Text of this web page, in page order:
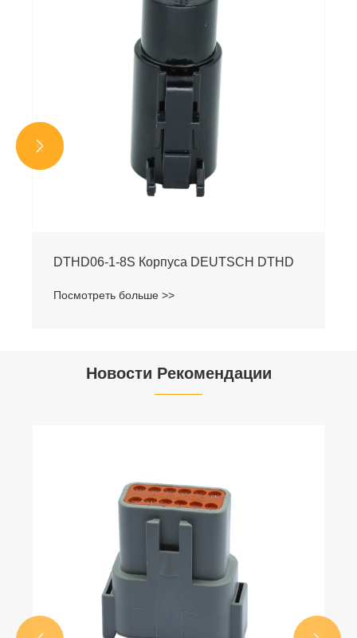
DTHD06-1-8S Корпуса DEUTSCH DTHD
Посмотреть больше >>


Новости Рекомендации